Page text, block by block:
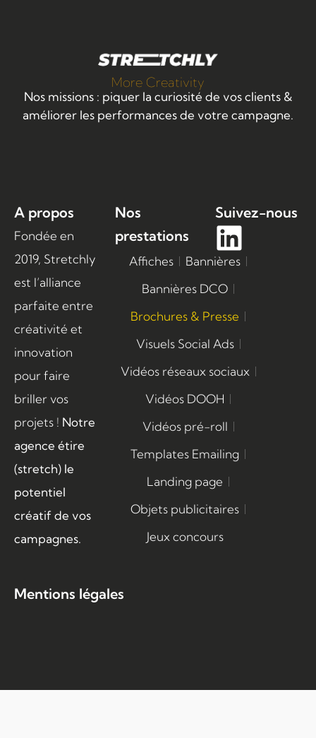
More Creativity
Nos missions : piquer la curiosité de vos clients &
améliorer les performances de votre campagne.
A propos
Fondée en
2019, Stretchly
est l’alliance
parfaite entre
créativité et
innovation
pour faire
briller vos
projets ! Notre
agence étire
(stretch) le
potentiel
créatif de vos
campagnes.
Nos
prestations
Affiches
Bannières
Bannières DCO
Brochures & Presse
Visuels Social Ads
Vidéos réseaux sociaux
Vidéos DOOH
Vidéos pré-roll
Templates Emailing
Landing page
Objets publicitaires
Jeux concours
Suivez-nous
Mentions légales